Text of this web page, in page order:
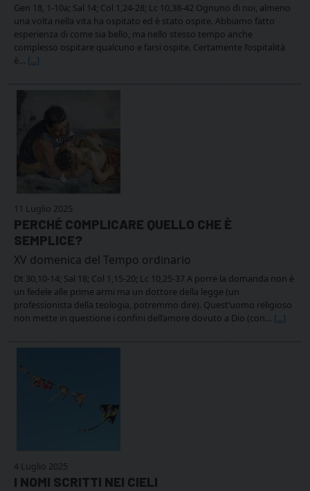
Gen 18, 1-10a; Sal 14; Col 1,24-28; Lc 10,38-42 Ognuno di noi, almeno
una volta nella vita ha ospitato ed è stato ospite. Abbiamo fatto
esperienza di come sia bello, ma nello stesso tempo anche
complesso ospitare qualcuno e farsi ospite. Certamente l’ospitalità
è… [...]
11 Luglio 2025
PERCHÉ COMPLICARE QUELLO CHE È
SEMPLICE?
XV domenica del Tempo ordinario
Dt 30,10-14; Sal 18; Col 1,15-20; Lc 10,25-37 A porre la domanda non è
un fedele alle prime armi ma un dottore della legge (un
professionista della teologia, potremmo dire). Quest’uomo religioso
non mette in questione i confini dell’amore dovuto a Dio (con… [...]
4 Luglio 2025
I NOMI SCRITTI NEI CIELI